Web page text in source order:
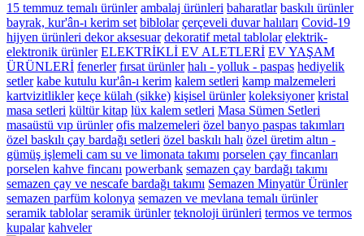
15 temmuz temalı ürünler ambalaj ürünleri baharatlar baskılı ürünler
bayrak, kur'ân-ı kerim set biblolar çerçeveli duvar halıları Covid-19
hijyen ürünleri dekor aksesuar dekoratif metal tablolar elektrik-
elektronik ürünler ELEKTRİKLİ EV ALETLERİ EV YAŞAM
ÜRÜNLERİ fenerler fırsat ürünler halı - yolluk - paspas hediyelik
setler kabe kutulu kur'ân-ı kerim kalem setleri kamp malzemeleri
kartvizitlikler keçe külah (sikke) kişisel ürünler koleksiyoner kristal
masa setleri kültür kitap lüx kalem setleri Masa Sümen Setleri
masaüstü vıp ürünler ofis malzemeleri özel banyo paspas takımları
özel baskılı çay bardağı setleri özel baskılı halı özel üretim altın -
gümüş işlemeli cam su ve limonata takımı porselen çay fincanları
porselen kahve fincanı powerbank semazen çay bardağı takımı
semazen çay ve nescafe bardağı takımı Semazen Minyatür Ürünler
semazen parfüm kolonya semazen ve mevlana temalı ürünler
seramik tablolar seramik ürünler teknoloji ürünleri termos ve termos
kupalar kahveler